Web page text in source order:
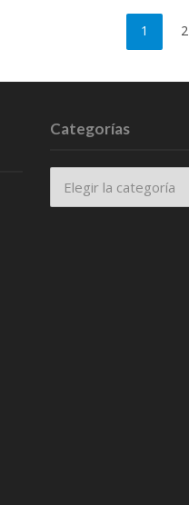
1 2
Categorías